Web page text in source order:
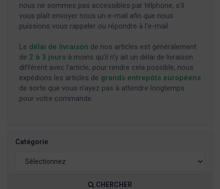
nous ne sommes pas accessibles par télphone, s'il
vous plaît envoyer nous un e-mail afin que nous
puissions vous rappeler ou répondre à l'e-mail.
Le délai de livraison de nos articles est généralement
de 2 à 3 jours à moins qu'il n'y ait un délai de livraison
différent avec l'article, pour rendre cela possible, nous
expédions les articles de grands entrepôts européens
de sorte que vous n'ayez pas à attendre longtemps
pour votre commande.
Catégorie
CHERCHER